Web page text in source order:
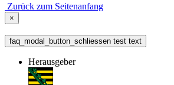
Zurück zum Seitenanfang
×
faq_modal_button_schliessen test text
Herausgeber